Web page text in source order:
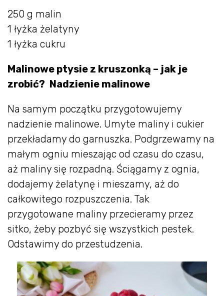
250 g malin
1 łyżka żelatyny
1 łyżka cukru
Malinowe ptysie z kruszonką – jak je
zrobić? Nadzienie malinowe
Na samym początku przygotowujemy
nadzienie malinowe. Umyte maliny i cukier
przekładamy do garnuszka. Podgrzewamy na
małym ogniu mieszając od czasu do czasu,
aż maliny się rozpadną. Ściągamy z ognia,
dodajemy żelatynę i mieszamy, aż do
całkowitego rozpuszczenia. Tak
przygotowane maliny przecieramy przez
sitko, żeby pozbyć się wszystkich pestek.
Odstawimy do przestudzenia.